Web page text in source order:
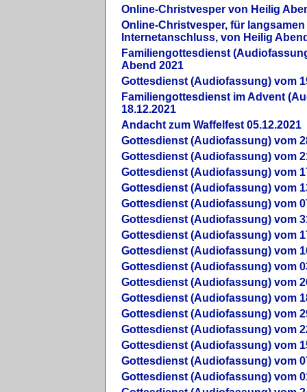
Online-Christvesper von Heilig
Online-Christvesper, für langsamen
Internetanschluss, von Heilig
Familiengottesdienst
Abend 2021
Gottesdienst (Audiofassung) vom
Familiengottesdienst im Advent
18.12.2021
Andacht zum Waffelfest 05.12.2021
Gottesdienst (Audiofassung) vom
Gottesdienst (Audiofassung) vom
Gottesdienst (Audiofassung) vom
Gottesdienst (Audiofassung) vom
Gottesdienst (Audiofassung) vom
Gottesdienst (Audiofassung) vom
Gottesdienst (Audiofassung) vom
Gottesdienst (Audiofassung) vom
Gottesdienst (Audiofassung) vom
Gottesdienst (Audiofassung) vom
Gottesdienst (Audiofassung) vom
Gottesdienst (Audiofassung) vom
Gottesdienst (Audiofassung) vom
Gottesdienst (Audiofassung) vom
Gottesdienst (Audiofassung) vom
Gottesdienst (Audiofassung) vom